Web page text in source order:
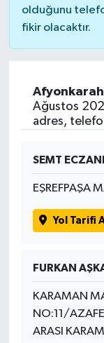
olduğunu
fikir olacaktır.
Ağustos
adres,
SEMT
EŞREFPAŞA
Yol Tarifi
FURKAN
KARAMAN
NO:11/
ARASI
Spor
Teknoloji
Yaşam